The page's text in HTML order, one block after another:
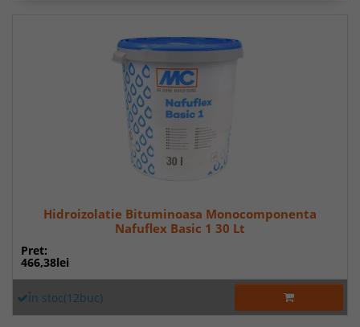
Hidroizolatie Bituminoasa Monocomponenta
Nafuflex Basic 1 30 Lt
Pret:
466,38lei
În stoc(12buc)